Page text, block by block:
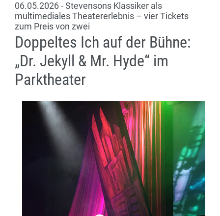
06.05.2026 - Stevensons Klassiker als
multimediales Theatererlebnis – vier Tickets
zum Preis von zwei
Doppeltes Ich auf der Bühne:
„Dr. Jekyll & Mr. Hyde“ im
Parktheater